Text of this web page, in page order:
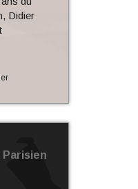
Didier
Parisien